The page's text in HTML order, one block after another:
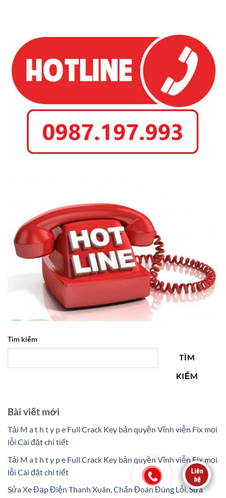
Tìm kiếm
TÌM
KIẾM
Bài viết mới
Tải M a t h t y p e Full Crack Key bản quyền Vĩnh viễn Fix mọi
lỗi Cài đặt chi tiết
Tải M a t h t y p e Full Crack Key bản quyền Vĩnh viễn Fix mọi
lỗi Cài đặt chi tiết
Sửa Xe Đạp Điện Thanh Xuân, Chẩn Đoán Đúng Lỗi, Sửa